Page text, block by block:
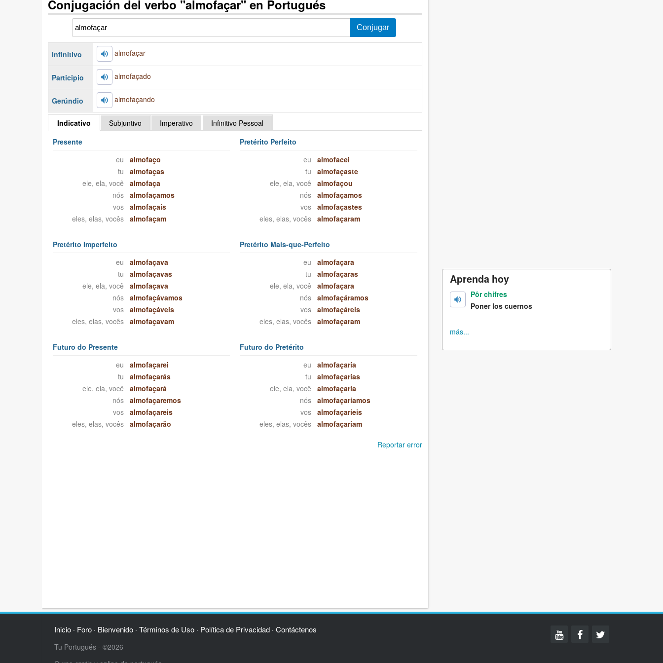
Conjugación del verbo "almofaçar" en Portugués
Infinitivo almofaçar
Participio almofaçado
Gerúndio almofaçando
Indicativo Subjuntivo Imperativo
Infinitivo Pessoal
Presente
eu
almofaço
tu
almofaças
ele, ela, você
almofaça
nós
almofaçamos
vos
almofaçais
eles, elas, vocês
almofaçam
Pretérito Perfeito
eu
almofacei
tu
almofaçaste
ele, ela, você
almofaçou
nós
almofaçamos
vos
almofaçastes
eles, elas, vocês
almofaçaram
Pretérito Imperfeito
eu
almofaçava
tu
almofaçavas
ele, ela, você
almofaçava
nós
almofaçávamos
vos
almofaçáveis
eles, elas, vocês
almofaçavam
Pretérito Mais-que-Perfeito
eu
almofaçara
tu
almofaçaras
ele, ela, você
almofaçara
nós
almofaçáramos
vos
almofaçáreis
eles, elas, vocês
almofaçaram
Futuro do Presente
eu
almofaçarei
tu
almofaçarás
ele, ela, você
almofaçará
nós
almofaçaremos
vos
almofaçareis
eles, elas, vocês
almofaçarão
Futuro do Pretérito
eu
almofaçaria
tu
almofaçarias
ele, ela, você
almofaçaria
nós
almofaçaríamos
vos
almofaçaríeis
eles, elas, vocês
almofaçariam
Reportar error
Aprenda hoy
Pôr chifres
Poner los cuernos
más...
Inicio· Foro· Bienvenido· Términos de Uso· Política de Privacidad· Contáctenos
Tu Portugués - ©2026